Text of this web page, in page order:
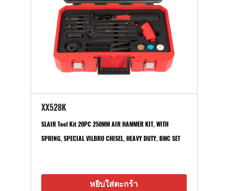
XX528K
SLAIR Tool Kit 20PC 250MM AIR HAMMER KIT, WITH
SPRING, SPECIAL VILBRO CHISEL, HEAVY DUTY, BMC SET
หยิบใส่ตะกร้า